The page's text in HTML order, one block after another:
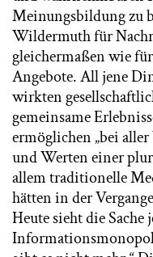
Meinungsbildung zu
Wildermuth für
gleichermaßen wie
Angebote. All jene
wirkten
gemeinsame
ermöglichen „bei
und Werten einer
allem traditionelle
hätten in der
Heute sieht die Sache